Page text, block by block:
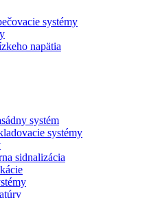
systémy
napätia
systém
systémy
sidnalizácia